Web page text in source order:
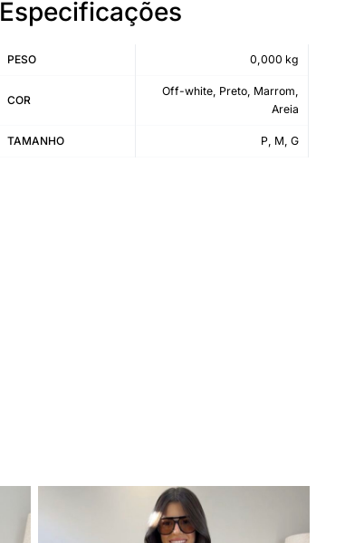
Especificações
PESO 0,000 kg
COR
Off-white, Preto, Marrom,
Areia
TAMANHO P, M, G